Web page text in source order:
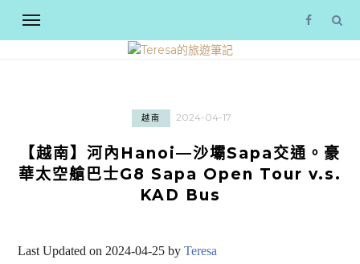
越南 2024-04-17
【越南】河內Hanoi—沙壩Sapa交通。豪
華太空艙巴士G8 Sapa Open Tour v.s.
KAD Bus
Last Updated on 2024-04-25 byTeresa